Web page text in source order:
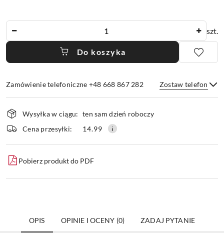
szt.
Do koszyka
Zamówienie telefoniczne +48 668 867 282 Zostaw telefon
Wyślij
Dostępność
i
dostawa
Wysyłka w ciągu: ten sam dzień roboczy
Cena przesyłki:
14.99
Pobierz produkt do PDF
OPIS OPINIE I OCENY (0) ZADAJ PYTANIE